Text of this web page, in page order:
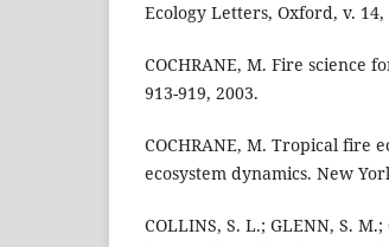
Ecology Letters, Oxford, v. 14,
COCHRANE, M. Fire science
913-919, 2003.
COCHRANE, M. Tropical fire
ecosystem dynamics. New
COLLINS, S. L.; GLENN, S.